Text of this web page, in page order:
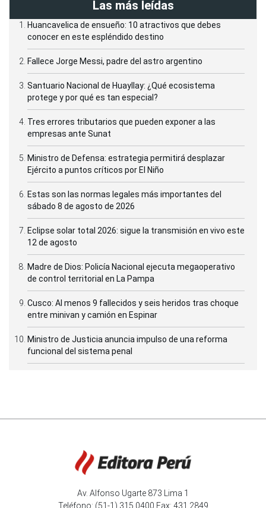
Las más leídas
Huancavelica de ensueño: 10 atractivos que debes
conocer en este espléndido destino
Fallece Jorge Messi, padre del astro argentino
Santuario Nacional de Huayllay: ¿Qué ecosistema
protege y por qué es tan especial?
Tres errores tributarios que pueden exponer a las
empresas ante Sunat
Ministro de Defensa: estrategia permitirá desplazar
Ejército a puntos críticos por El Niño
Estas son las normas legales más importantes del
sábado 8 de agosto de 2026
Eclipse solar total 2026: sigue la transmisión en vivo este
12 de agosto
Madre de Dios: Policía Nacional ejecuta megaoperativo
de control territorial en La Pampa
Cusco: Al menos 9 fallecidos y seis heridos tras choque
entre minivan y camión en Espinar
Ministro de Justicia anuncia impulso de una reforma
funcional del sistema penal
Av. Alfonso Ugarte 873 Lima 1
Teléfono: (51-1) 315 0400 Fax: 431 2849